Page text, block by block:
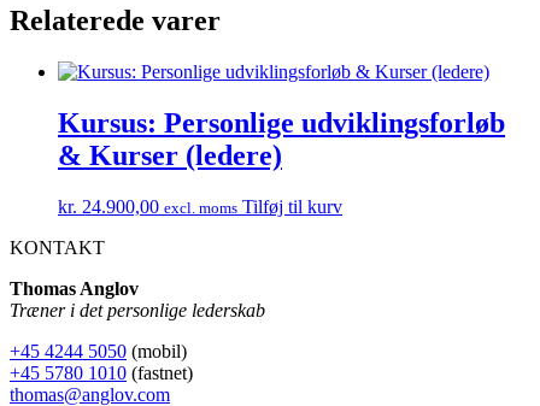
Relaterede varer
Kursus: Personlige udviklingsforløb
& Kurser (ledere)
kr. 24.900,00 excl. moms Tilføj til kurv
KONTAKT
Thomas Anglov
Træner i det personlige lederskab
+45 4244 5050 (mobil)
+45 5780 1010 (fastnet)
thomas@anglov.com